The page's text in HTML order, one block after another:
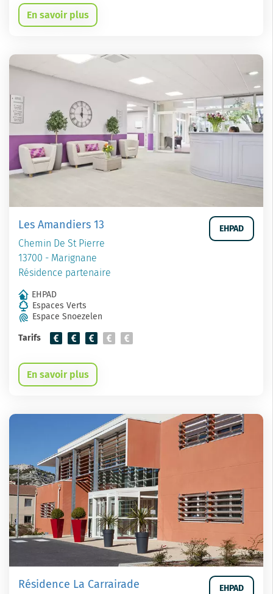
En savoir plus
Les Amandiers 13
Chemin De St Pierre
13700 - Marignane
Résidence partenaire
EHPAD
EHPAD
Espaces Verts
Espace Snoezelen
Tarifs
En savoir plus
Résidence La Carrairade EHPAD